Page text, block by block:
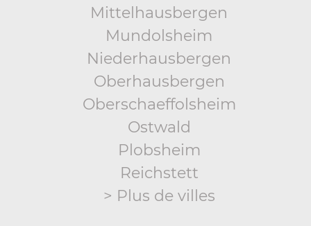
Mittelhausbergen
Mundolsheim
Niederhausbergen
Oberhausbergen
Oberschaeffolsheim
Ostwald
Plobsheim
Reichstett
> Plus de villes